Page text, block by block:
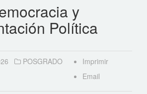
y
Política
POSGRADO
Imprimir
Email